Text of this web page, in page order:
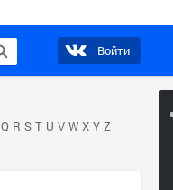
Войти
Q R S T U V W X Y Z